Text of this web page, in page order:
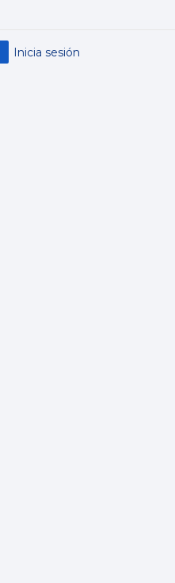
Inicia sesión